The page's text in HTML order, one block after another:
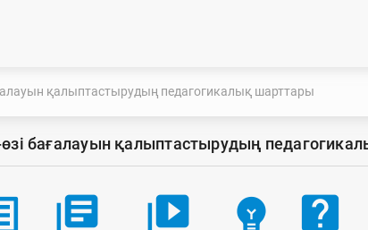
қалыптастырудың педагогикалық шарттары
бағалауын қалыптастырудың
library_books video_library emoji_objects live_help